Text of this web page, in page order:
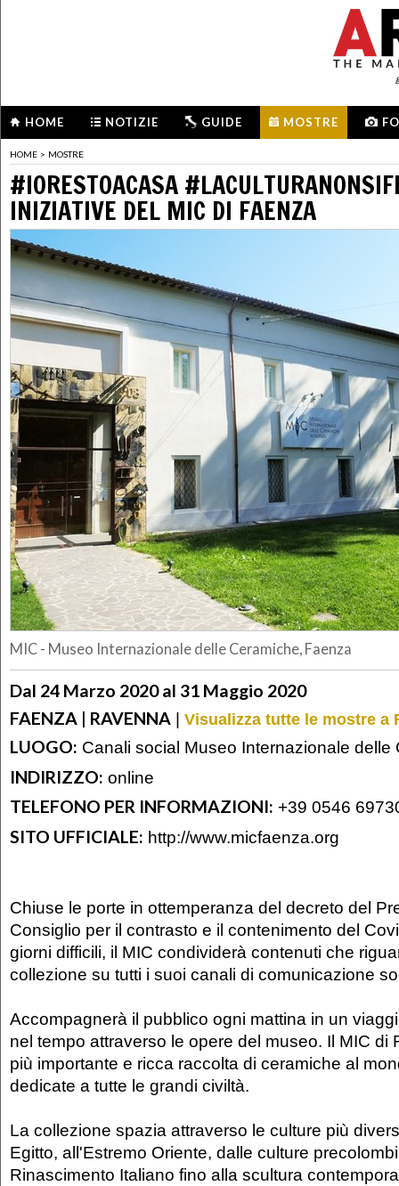
HOME NOTIZIE GUIDE MOSTRE
HOME > MOSTRE
#IORESTOACASA
INIZIATIVE DEL MIC DI FAENZA
MIC - Museo Internazionale delle Ceramiche, Faenza
Dal 24 Marzo 2020 al 31 Maggio 2020
FAENZA | RAVENNA | Visualizza tutte le mostre a
LUOGO: Canali social Museo Internazionale delle
INDIRIZZO: online
TELEFONO PER INFORMAZIONI: +39 0546
SITO UFFICIALE: http://www.micfaenza.org
Chiuse le porte in ottemperanza del decreto del
Consiglio per il contrasto e il contenimento del
giorni difficili, il MIC condividerà contenuti che
collezione su tutti i suoi canali di comunicazione
Accompagnerà il pubblico ogni mattina in un
nel tempo attraverso le opere del museo. Il MIC di
più importante e ricca raccolta di ceramiche al
dedicate a tutte le grandi civiltà.
La collezione spazia attraverso le culture più
Egitto, all'Estremo Oriente, dalle culture
Rinascimento Italiano fino alla scultura